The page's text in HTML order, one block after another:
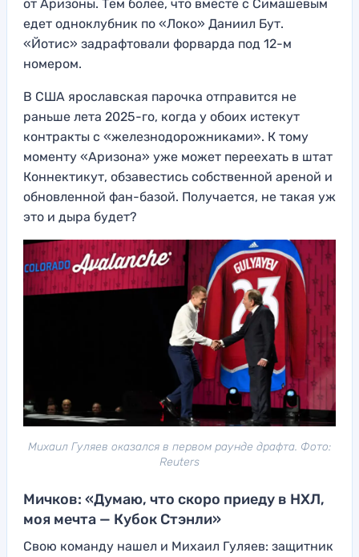
от Аризоны. Тем более, что вместе с Симашевым
едет одноклубник по «Локо» Даниил Бут.
«Йотис» задрафтовали форварда под 12-м
номером.
В США ярославская парочка отправится не
раньше лета 2025-го, когда у обоих истекут
контракты с «железнодорожниками». К тому
моменту «Аризона» уже может переехать в штат
Коннектикут, обзавестись собственной ареной и
обновленной фан-базой. Получается, не такая уж
это и дыра будет?
Михаил Гуляев оказался в первом раунде драфта. Фото:
Reuters
Мичков: «Думаю, что скоро приеду в НХЛ,
моя мечта — Кубок Стэнли»
Свою команду нашел и Михаил Гуляев: защитник